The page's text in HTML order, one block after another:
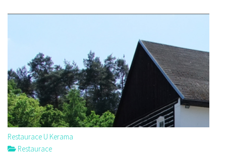
Restaurace U Kerama
Restaurace